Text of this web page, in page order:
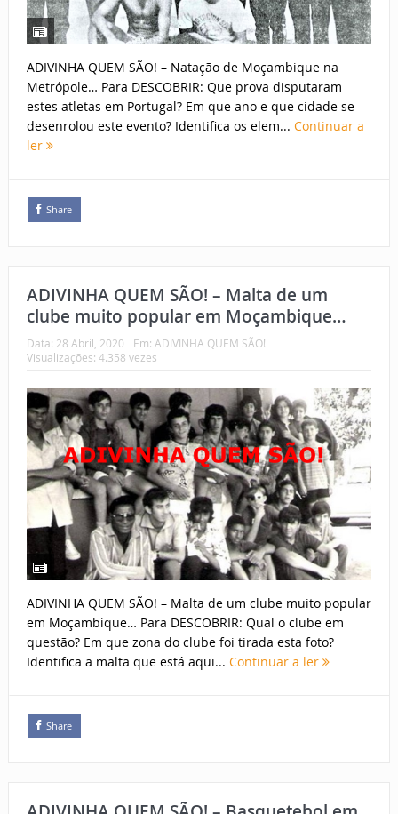
ADIVINHA QUEM SÃO! – Natação de Moçambique na
Metrópole… Para DESCOBRIR: Que prova disputaram
estes atletas em Portugal? Em que ano e que cidade se
desenrolou este evento? Identifica os elem... Continuar a
ler
Share
ADIVINHA QUEM SÃO! – Malta de um
clube muito popular em Moçambique…
Data: 28 Abril, 2020 Em: ADIVINHA QUEM SÃO!
Visualizações: 4.358 vezes
ADIVINHA QUEM SÃO! – Malta de um clube muito popular
em Moçambique… Para DESCOBRIR: Qual o clube em
questão? Em que zona do clube foi tirada esta foto?
Identifica a malta que está aqui... Continuar a ler
Share